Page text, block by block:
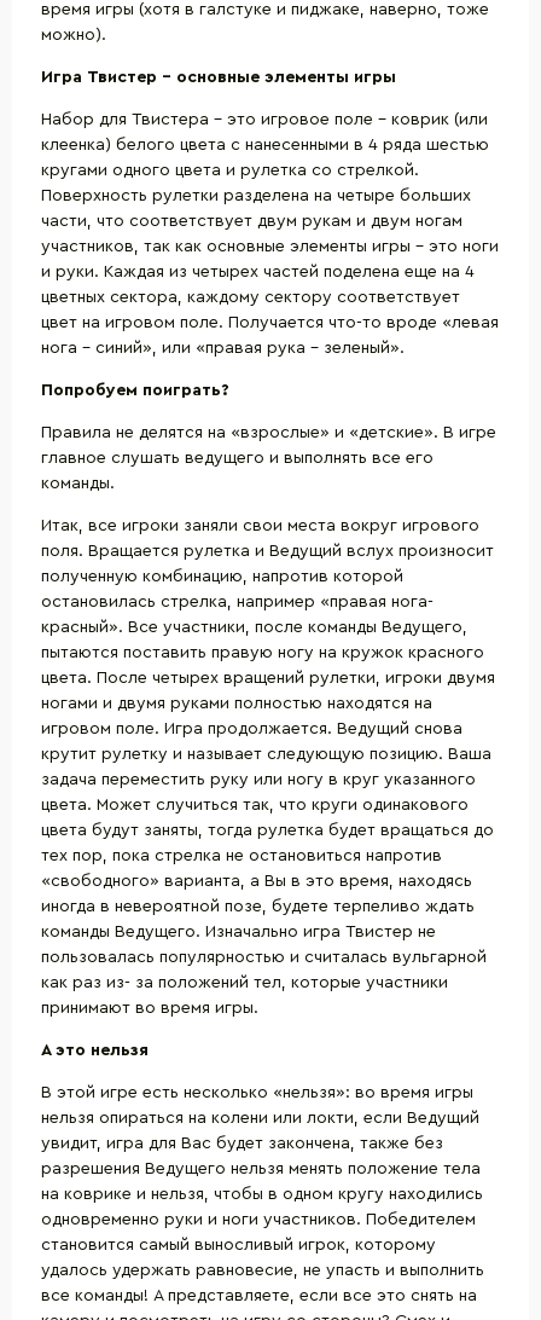
время игры (хотя в галстуке и пиджаке, наверно, тоже
можно).
Игра Твистер – основные элементы игры
Набор для Твистера – это игровое поле - коврик (или
клеенка) белого цвета с нанесенными в 4 ряда шестью
кругами одного цвета и рулетка со стрелкой.
Поверхность рулетки разделена на четыре больших
части, что соответствует двум рукам и двум ногам
участников, так как основные элементы игры – это ноги
и руки. Каждая из четырех частей поделена еще на 4
цветных сектора, каждому сектору соответствует
цвет на игровом поле. Получается что-то вроде «левая
нога – синий», или «правая рука – зеленый».
Попробуем поиграть?
Правила не делятся на «взрослые» и «детские». В игре
главное слушать ведущего и выполнять все его
команды.
Итак, все игроки заняли свои места вокруг игрового
поля. Вращается рулетка и Ведущий вслух произносит
полученную комбинацию, напротив которой
остановилась стрелка, например «правая нога-
красный». Все участники, после команды Ведущего,
пытаются поставить правую ногу на кружок красного
цвета. После четырех вращений рулетки, игроки двумя
ногами и двумя руками полностью находятся на
игровом поле. Игра продолжается. Ведущий снова
крутит рулетку и называет следующую позицию. Ваша
задача переместить руку или ногу в круг указанного
цвета. Может случиться так, что круги одинакового
цвета будут заняты, тогда рулетка будет вращаться до
тех пор, пока стрелка не остановиться напротив
«свободного» варианта, а Вы в это время, находясь
иногда в невероятной позе, будете терпеливо ждать
команды Ведущего. Изначально игра Твистер не
пользовалась популярностью и считалась вульгарной
как раз из- за положений тел, которые участники
принимают во время игры.
А это нельзя
В этой игре есть несколько «нельзя»: во время игры
нельзя опираться на колени или локти, если Ведущий
увидит, игра для Вас будет закончена, также без
разрешения Ведущего нельзя менять положение тела
на коврике и нельзя, чтобы в одном кругу находились
одновременно руки и ноги участников. Победителем
становится самый выносливый игрок, которому
удалось удержать равновесие, не упасть и выполнить
все команды! А представляете, если все это снять на